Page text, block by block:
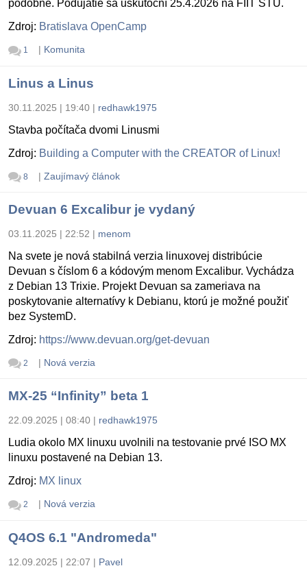
podobne. Podujatie sa uskutoční 25.4.2026 na FIIT STU.
Zdroj: Bratislava OpenCamp
1 | Komunita
Linus a Linus
30.11.2025 | 19:40 | redhawk1975
Stavba počítača dvomi Linusmi
Zdroj: Building a Computer with the CREATOR of Linux!
8 | Zaujímavý článok
Devuan 6 Excalibur je vydaný
03.11.2025 | 22:52 | menom
Na svete je nová stabilná verzia linuxovej distribúcie
Devuan s číslom 6 a kódovým menom Excalibur. Vychádza
z Debian 13 Trixie. Projekt Devuan sa zameriava na
poskytovanie alternatívy k Debianu, ktorú je možné použiť
bez SystemD.
Zdroj: https://www.devuan.org/get-devuan
2 | Nová verzia
MX-25 “Infinity” beta 1
22.09.2025 | 08:40 | redhawk1975
Ludia okolo MX linuxu uvolnili na testovanie prvé ISO MX
linuxu postavené na Debian 13.
Zdroj: MX linux
2 | Nová verzia
Q4OS 6.1 "Andromeda"
12.09.2025 | 22:07 | Pavel